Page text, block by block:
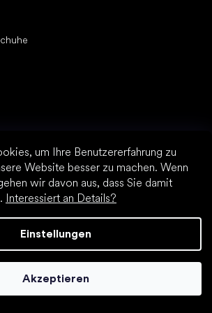
um Ihre Benutzererfahrung zu
Website besser zu machen. Wenn
wir davon aus, dass Sie damit
Interessiert an Details?
Einstellungen
Akzeptieren